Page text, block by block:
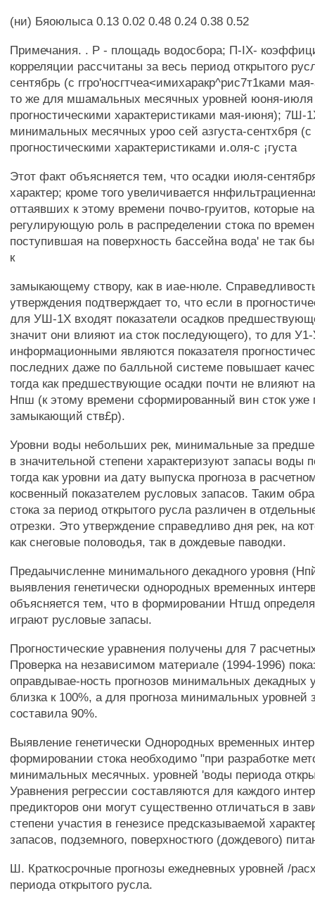
(ни) Бяоюлыса 0.13 0.02 0.48 0.24 0.38 0.52
Примечания. . Р - площадь водосбора; П-IX-
корреляции рассчитаны за весь период открытого
сентябрь (с ггро'носгтчеа<имихаракр^рис7т1ками
то же для мшамальных месячных уровней юоня-
прогностическими характеристиками мая-июня); 7Ш-
минимальных месячных уроо сей азгуста-сентхбря (с
прогностическими характеристиками и.оля-с ¡густа
Этот факт объясняется тем, что осадки июля-
характер; кроме того увеличивается
оттаявших к этому времени почво-груитов, которые
регулирующую роль в распределении стока по
поступившая на поверхность бассейна вода' не так
к
замыкающему створу, как в иае-нюле.
утверждения подтверждает то, что если в
для УШ-1Х входят показатели осадков
значит они влияют иа сток последующего), то для
информационными являются показателя
последних даже по балльной системе повышает
тогда как предшествующие осадки почти не влияют
Нпш (к этому времени сформированный вин сток уже
замыкающий ств£р).
Уровни воды небольших рек, минимальные за
в значительной степени характеризуют запасы воды
тогда как уровни иа дату выпуска прогноза в
косвенный показателем русловых запасов. Таким
стока за период открытого русла различен в
отрезки. Это утверждение справедливо дня рек, на
как снеговые половодья, так в дождевые паводки.
Предаычисленне минимального декадного уровня
выявления генетически однородных временных
объясняется тем, что в формировании Нтшд
играют русловые запасы.
Прогностические уравнения получены для 7
Проверка на независимом материале (1994-1996)
оправдывае-ность прогнозов минимальных декадных
близка к 100%, а для прогноза минимальных уровней
составила 90%.
Выявление генетически Однородных временных
формировании стока необходимо "при разработке
минимальных месячных. уровней 'воды периода
Уравнения регрессии составляются для каждого
предикторов они могут существенно отличаться в
степени участия в генезисе предсказываемой
запасов, подземного, поверхностюго (дождевого)
Ш. Краткосрочные прогнозы ежедневных уровней /
периода открытого русла.